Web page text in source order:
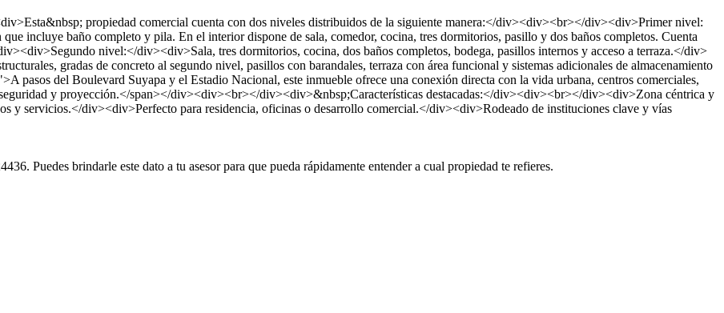
propiedad comercial cuenta con dos niveles distribuidos de la siguiente manera:</div><div><br></div><div>Primer nivel:
incluye baño completo y pila. En el interior dispone de sala, comedor, cocina, tres dormitorios, pasillo y dos baños completos. Cuenta
nivel:</div><div>Sala, tres dormitorios, cocina, dos baños completos, bodega, pasillos internos y acceso a terraza.</div>
gradas de concreto al segundo nivel, pasillos con barandales, terraza con área funcional y sistemas adicionales de almacenamiento
del Boulevard Suyapa y el Estadio Nacional, este inmueble ofrece una conexión directa con la vida urbana, centros comerciales,
y proyección.</span></div><div><br></div><div>&nbsp;Características destacadas:</div><div><br></div><div>Zona céntrica y
y servicios.</div><div>Perfecto para residencia, oficinas o desarrollo comercial.</div><div>Rodeado de instituciones clave y vías
Puedes brindarle este dato a tu asesor para que pueda rápidamente entender a cual propiedad te refieres.